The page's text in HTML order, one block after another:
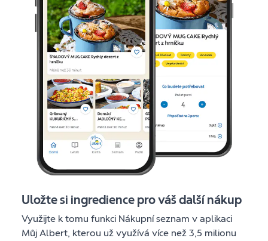
Uložte si ingredience pro váš další nákup
Využijte k tomu funkci Nákupní seznam v aplikaci
Můj Albert, kterou už využívá více než 3,5 milionu